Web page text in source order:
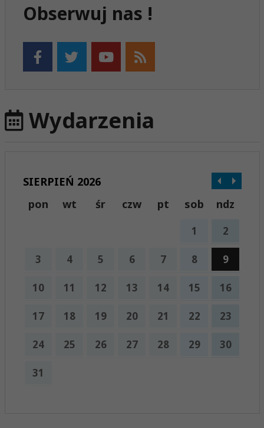
Obserwuj nas !
Wydarzenia
SIERPIEŃ 2026
pon
wt śr czw pt sob ndz
1 2
3 4 5 6 7 8 9
10 11 12 13 14 15 16
17 18 19 20 21 22 23
24 25 26 27 28 29 30
31